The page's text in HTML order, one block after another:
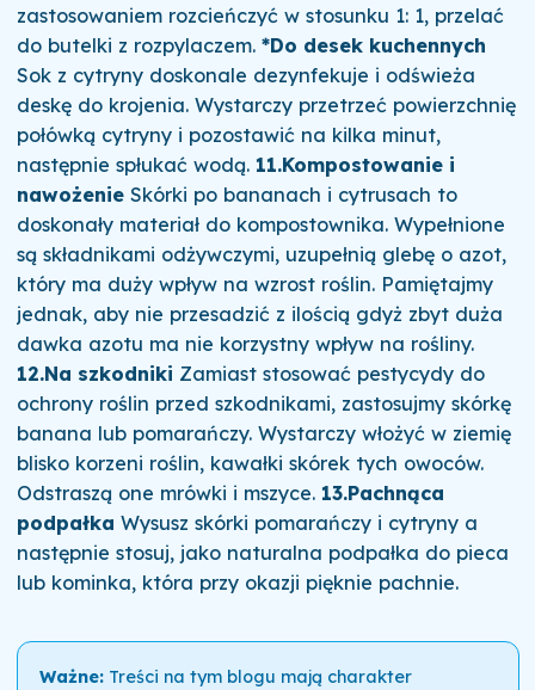
zastosowaniem rozcieńczyć w stosunku 1: 1, przelać
do butelki z rozpylaczem. *Do desek kuchennych
Sok z cytryny doskonale dezynfekuje i odświeża
deskę do krojenia. Wystarczy przetrzeć powierzchnię
połówką cytryny i pozostawić na kilka minut,
następnie spłukać wodą. 11.Kompostowanie i
nawożenieSkórki po bananach i cytrusach to
doskonały materiał do kompostownika. Wypełnione
są składnikami odżywczymi, uzupełnią glebę o azot,
który ma duży wpływ na wzrost roślin. Pamiętajmy
jednak, aby nie przesadzić z ilością gdyż zbyt duża
dawka azotu ma nie korzystny wpływ na rośliny.
12.Na szkodniki Zamiast stosować pestycydy do
ochrony roślin przed szkodnikami, zastosujmy skórkę
banana lub pomarańczy. Wystarczy włożyć w ziemię
blisko korzeni roślin, kawałki skórek tych owoców.
Odstraszą one mrówki i mszyce. 13.Pachnąca
podpałka Wysusz skórki pomarańczy i cytryny a
następnie stosuj, jako naturalna podpałka do pieca
lub kominka, która przy okazji pięknie pachnie.
Ważne:Treści na tym blogu mają charakter